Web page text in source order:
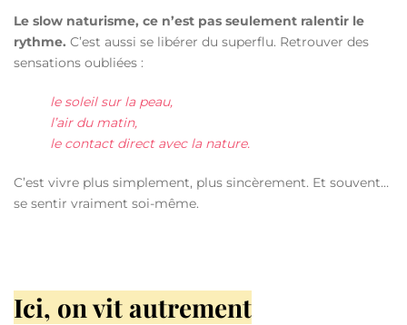
Le slow naturisme, ce n’est pas seulement ralentir le
rythme. C’est aussi se libérer du superflu. Retrouver des
sensations oubliées :
le soleil sur la peau,
l’air du matin,
le contact direct avec la nature.
C’est vivre plus simplement, plus sincèrement. Et souvent…
se sentir vraiment soi-même.
Ici, on vit autrement